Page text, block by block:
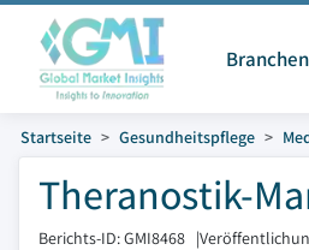
Startseite Gesundheitspflege
Theranostik-
Berichts-ID: GMI8468 |